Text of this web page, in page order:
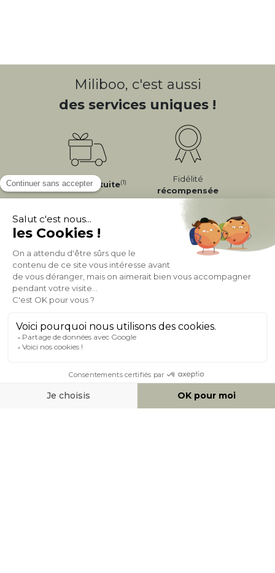
Miliboo, c'est aussi
des services uniques !
LivraisonGratuite(1)
Fidélité
récompensée
Expéditionen
24/72h
Appelez-nous Au
050 92 00 74